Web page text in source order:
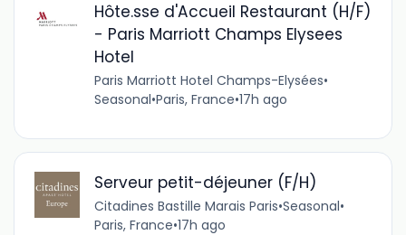
Hôte.sse d'Accueil Restaurant (H/F)
- Paris Marriott Champs Elysees
Hotel
Paris Marriott Hotel Champs-Elysées•
Seasonal•Paris, France•17h ago
Serveur petit-déjeuner (F/H)
Citadines Bastille Marais Paris•Seasonal•
Paris, France•17h ago